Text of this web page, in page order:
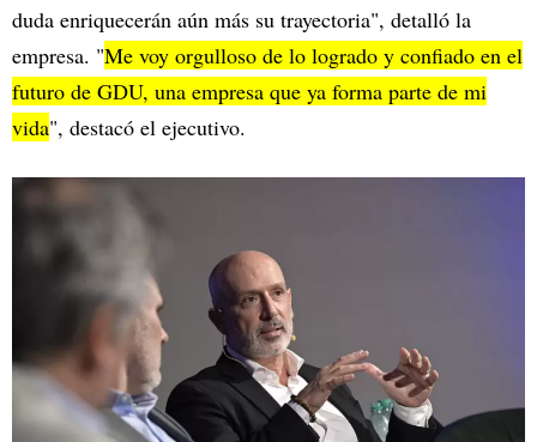
duda enriquecerán aún más su trayectoria", detalló la
empresa. "Me voy orgulloso de lo logrado y confiado en el
futuro de GDU, una empresa que ya forma parte de mi
vida", destacó el ejecutivo.